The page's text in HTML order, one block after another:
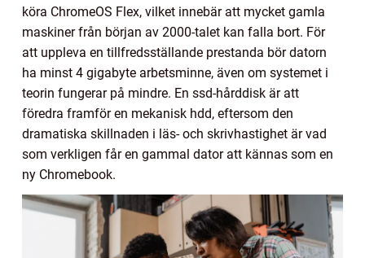
köra ChromeOS Flex, vilket innebär att mycket gamla
maskiner från början av 2000-talet kan falla bort. För
att uppleva en tillfredsställande prestanda bör datorn
ha minst 4 gigabyte arbetsminne, även om systemet i
teorin fungerar på mindre. En ssd-hårddisk är att
föredra framför en mekanisk hdd, eftersom den
dramatiska skillnaden i läs- och skrivhastighet är vad
som verkligen får en gammal dator att kännas som en
ny Chromebook.